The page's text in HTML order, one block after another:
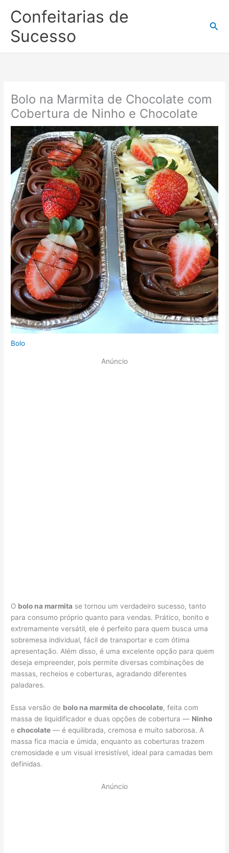
para
conteúdo
Confeitarias de
Sucesso
Bolo na Marmita de Chocolate com
Cobertura de Ninho e Chocolate
Bolo
Anúncio
O bolo na marmita se tornou um verdadeiro sucesso, tanto
para consumo próprio quanto para vendas. Prático, bonito e
extremamente versátil, ele é perfeito para quem busca uma
sobremesa individual, fácil de transportar e com ótima
apresentação. Além disso, é uma excelente opção para quem
deseja empreender, pois permite diversas combinações de
massas, recheios e coberturas, agradando diferentes
paladares.
Essa versão de bolo na marmita de chocolate, feita com
massa de liquidificador e duas opções de cobertura — Ninho
echocolate — é equilibrada, cremosa e muito saborosa. A
massa fica macia e úmida, enquanto as coberturas trazem
cremosidade e um visual irresistível, ideal para camadas bem
definidas.
Anúncio